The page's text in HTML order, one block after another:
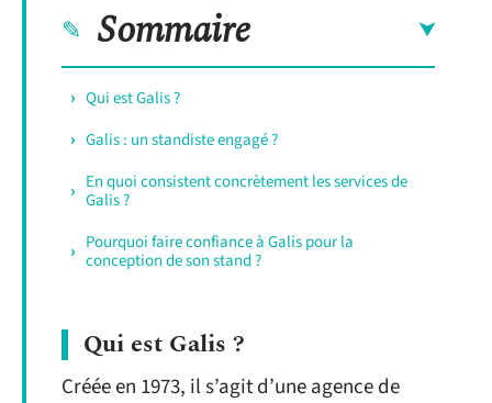
Sommaire
Qui est Galis ?
Galis : un standiste engagé ?
En quoi consistent concrètement les services de
Galis ?
Pourquoi faire confiance à Galis pour la
conception de son stand ?
Qui est Galis ?
Créée en 1973, il s’agit d’une agence de